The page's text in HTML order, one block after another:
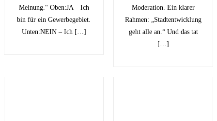
Meinung.“ Oben:JA – Ich
bin für ein Gewerbegebiet.
Unten:NEIN – Ich […]
Moderation. Ein klarer
Rahmen: „Stadtentwicklung
geht alle an.“ Und das tat
[…]